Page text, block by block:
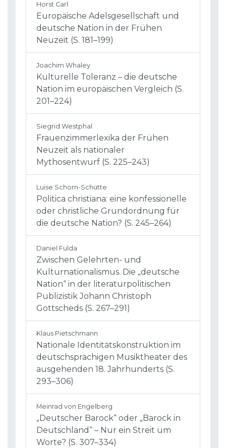
Horst Carl
Europäische Adelsgesellschaft und
deutsche Nation in der Frühen
Neuzeit (S. 181–199)
Joachim Whaley
Kulturelle Toleranz – die deutsche
Nation im europäischen Vergleich (S.
201–224)
Siegrid Westphal
Frauenzimmerlexika der Frühen
Neuzeit als nationaler
Mythosentwurf (S. 225–243)
Luise Schorn-Schütte
Politica christiana: eine konfessionelle
oder christliche Grundordnung für
die deutsche Nation? (S. 245–264)
Daniel Fulda
Zwischen Gelehrten- und
Kulturnationalismus. Die „deutsche
Nation“ in der literaturpolitischen
Publizistik Johann Christoph
Gottscheds (S. 267–291)
Klaus Pietschmann
Nationale Identitätskonstruktion im
deutschsprachigen Musiktheater des
ausgehenden 18. Jahrhunderts (S.
293–306)
Meinrad von Engelberg
„Deutscher Barock“ oder „Barock in
Deutschland“ – Nur ein Streit um
Worte? (S. 307–334)